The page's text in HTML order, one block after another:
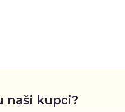
naši kupci?